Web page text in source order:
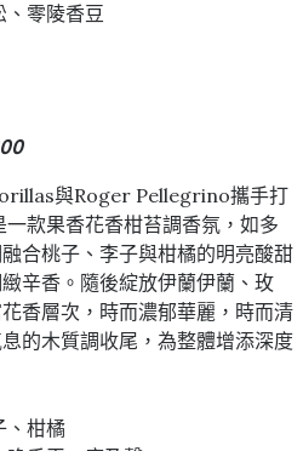
零陵香豆
與Roger Pellegrino攜手打
款果香花香柑苔調香氛，如多
合桃子、李子與柑橘的明亮酸甜
辛香。隨後綻放伊蘭伊蘭、玫
香層次，時而濃郁華麗，時而清
的木質調收尾，為整體增添深度
、柑橘